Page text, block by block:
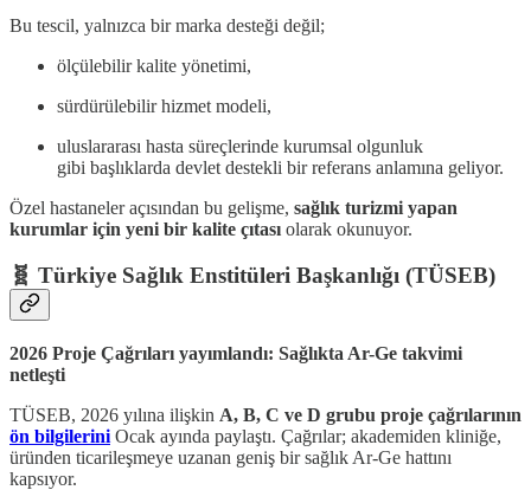
Bu tescil, yalnızca bir marka desteği değil;
ölçülebilir kalite yönetimi,
sürdürülebilir hizmet modeli,
uluslararası hasta süreçlerinde kurumsal olgunluk
gibi başlıklarda devlet destekli bir referans anlamına geliyor.
Özel hastaneler açısından bu gelişme, sağlık turizmi yapan
kurumlar için yeni bir kalite çıtası olarak okunuyor.
🧬 Türkiye Sağlık Enstitüleri Başkanlığı (TÜSEB)
2026 Proje Çağrıları yayımlandı: Sağlıkta Ar-Ge takvimi
netleşti
TÜSEB, 2026 yılına ilişkin A, B, C ve D grubu proje çağrılarının
ön bilgilerini Ocak ayında paylaştı. Çağrılar; akademiden kliniğe,
üründen ticarileşmeye uzanan geniş bir sağlık Ar-Ge hattını
kapsıyor.